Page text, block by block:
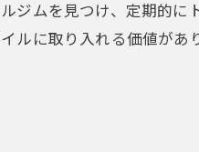
ジムを見つけ、定期的に
に取り入れる価値があり